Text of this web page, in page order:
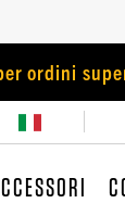
ordini